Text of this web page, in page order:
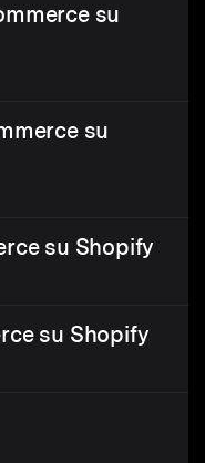
su
su
su Shopify
su Shopify